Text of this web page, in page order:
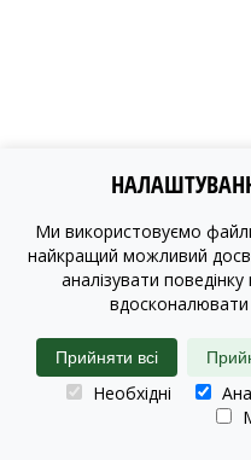
Ми використовуємо
найкращий можливий
аналізувати
Прийняти всі
Необхідні